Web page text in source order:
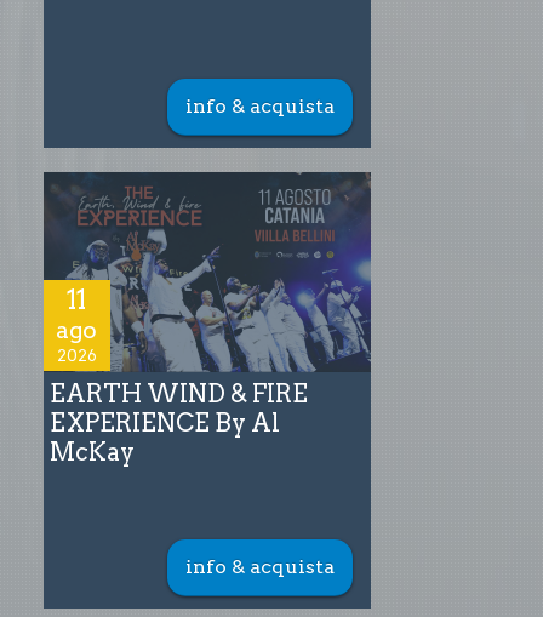
info & acquista
11
ago
2026
EARTH WIND & FIRE
EXPERIENCE By Al
McKay
info & acquista